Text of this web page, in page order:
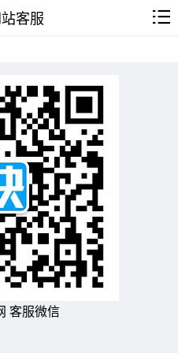
客服
客服微信